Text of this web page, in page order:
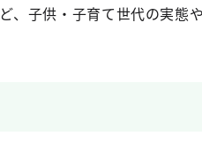
、子供・子育て世代の実態